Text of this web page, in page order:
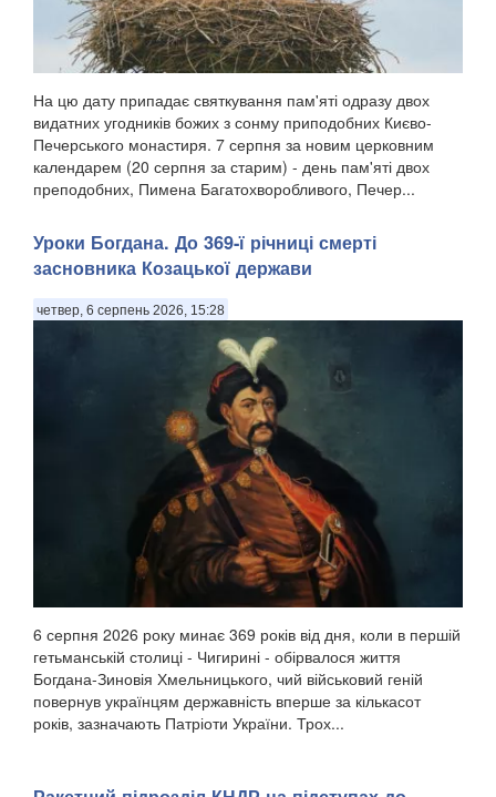
На цю дату припадає святкування пам'яті одразу двох
видатних угодників божих з сонму приподобних Києво-
Печерського монастиря. 7 серпня за новим церковним
календарем (20 серпня за старим) - день пам'яті двох
преподобних, Пимена Багатохворобливого, Печер...
Уроки Богдана. До 369-ї річниці смерті
засновника Козацької держави
четвер, 6 серпень 2026, 15:28
6 серпня 2026 року минає 369 років від дня, коли в першій
гетьманській столиці - Чигирині - обірвалося життя
Богдана-Зиновія Хмельницького, чий військовий геній
повернув українцям державність вперше за кількасот
років, зазначають Патріоти України. Трох...